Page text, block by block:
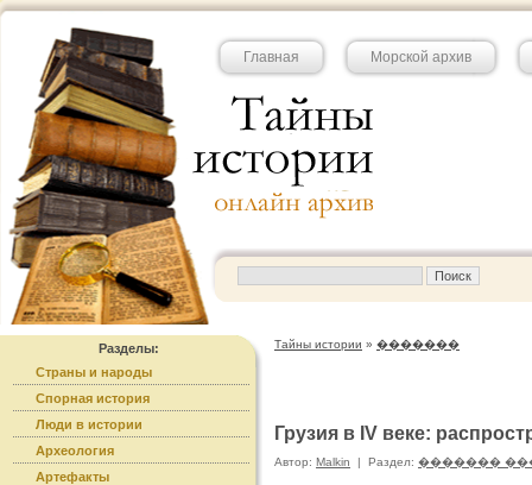
Главная Морской архив
Разделы:
Страны и народы
Спорная история
Люди в истории
Археология
Артефакты
Тайны истории » �������
Грузия в IV веке:
Автор: Malkin | Раздел: �������